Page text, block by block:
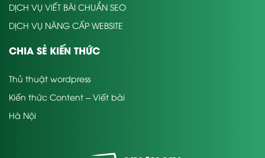
DỊCH VỤ VIẾT BÀI CHUẨN SEO
DỊCH VỤ NÂNG CẤP WEBSITE
CHIA SẺ KIẾN THỨC
Thủ thuật wordpress
Kiến thức Content – Viết bài
Hà Nội